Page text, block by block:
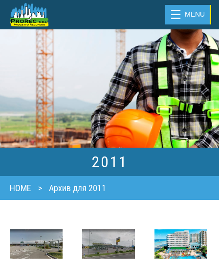
☰ MENU
2011
HOME > Архив для 2011